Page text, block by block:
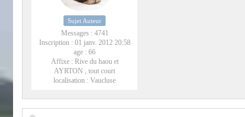
Sujet Auteur
Messages : 4741
Inscription : 01 janv. 2012 20:58
age : 66
Affixe : Rive du haou et
AYRTON , tout court
localisation : Vaucluse